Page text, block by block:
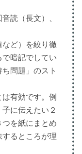
読（長文）、
ど）を絞り徹
暗記でしてい
問題」のスト
は有効です。例
に伝えたい２
を紙にまとめ
るところが理